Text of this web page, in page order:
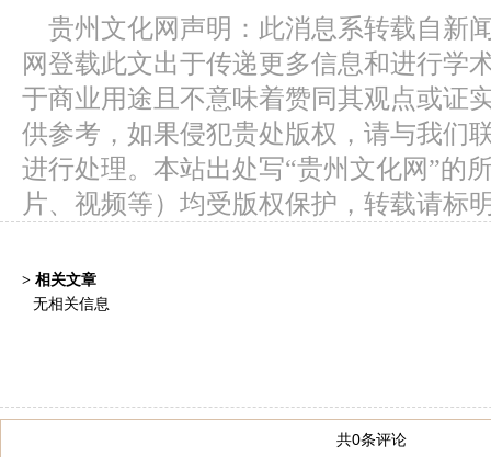
贵州文化网声明：此消息系转载自新
网登载此文出于传递更多信息和进行学
于商业用途且不意味着赞同其观点或证
供参考，如果侵犯贵处版权，请与我们
进行处理。本站出处写“贵州文化网”的
片、视频等）均受版权保护，转载请标
> 相关文章
无相关信息
共0条评论